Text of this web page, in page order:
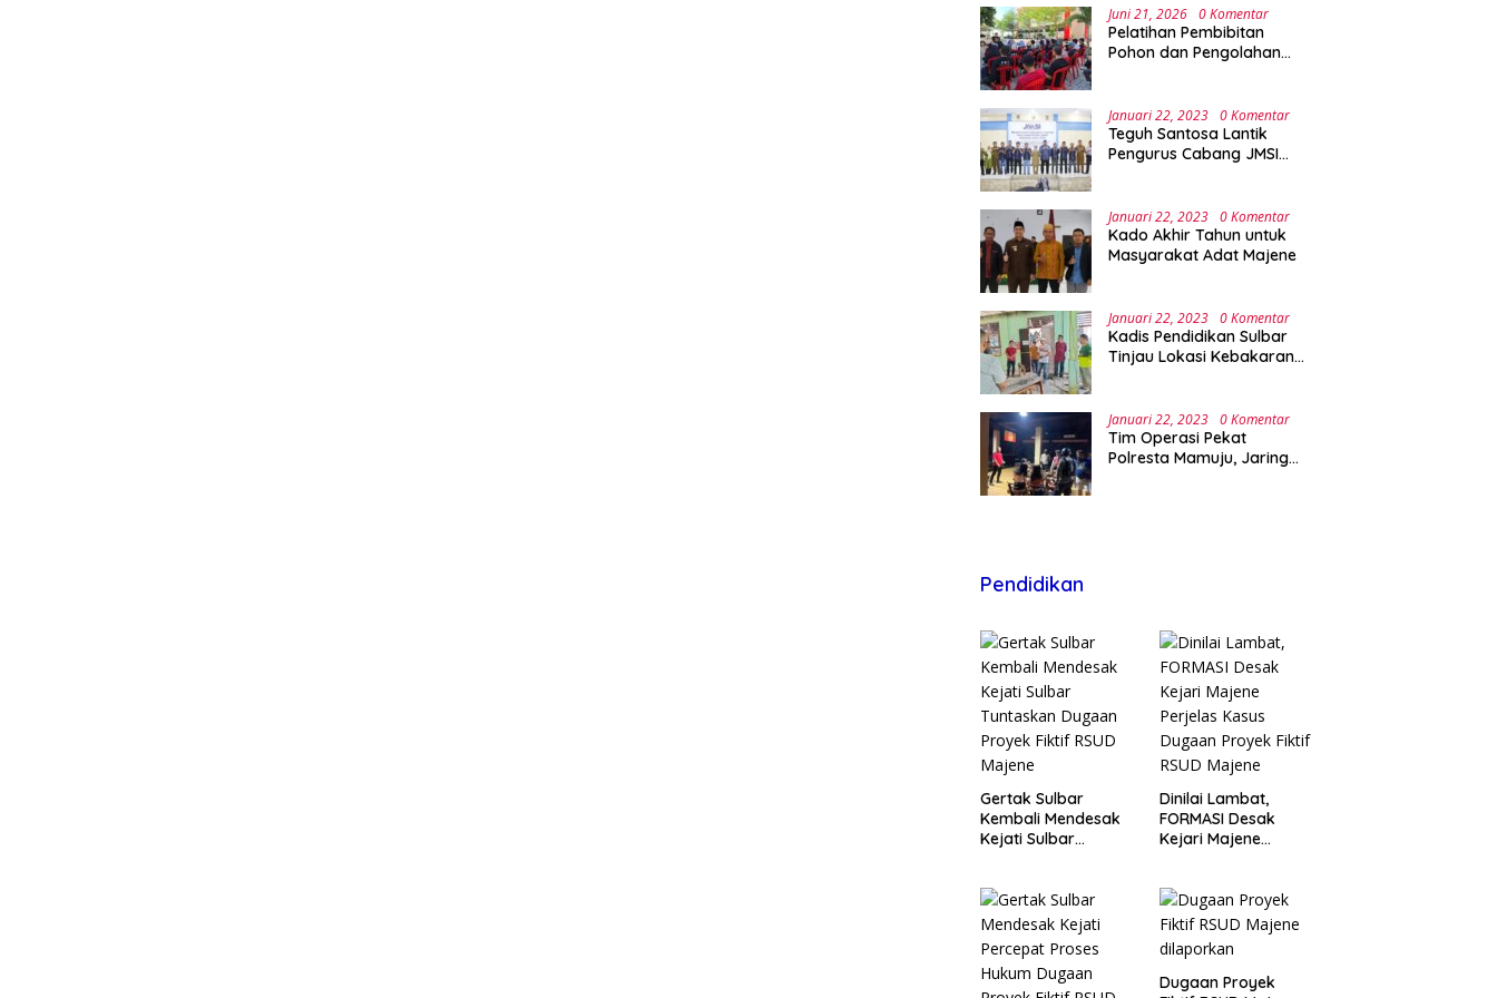
Juni 21, 2026 0 Komentar
Pelatihan Pembibitan
Pohon dan Pengolahan
Green Campus di UPA
Laboratorium Terpadu
Januari 22, 2023 0 Komentar
Teguh Santosa Lantik
Pengurus Cabang JMSI
Januari 22, 2023 0 Komentar
Kado Akhir Tahun untuk
Masyarakat Adat Majene
Januari 22, 2023 0 Komentar
Kadis Pendidikan Sulbar
Tinjau Lokasi Kebakaran
Januari 22, 2023 0 Komentar
Tim Operasi Pekat
Polresta Mamuju, Jaring
Pendidikan
Gertak Sulbar
Kembali Mendesak
Kejati Sulbar
Majene
Dinilai Lambat,
FORMASI Desak
Kejari Majene
Fiktif RSUD Majene
Dugaan Proyek